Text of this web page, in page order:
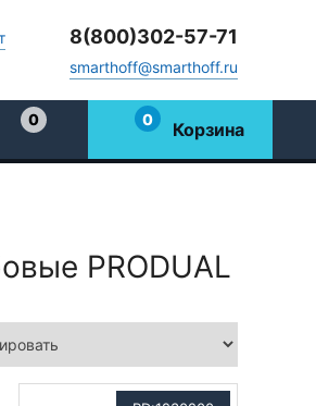
8(800)302-57-71
smarthoff@smarthoff.ru
0
0 Корзина
PRODUAL